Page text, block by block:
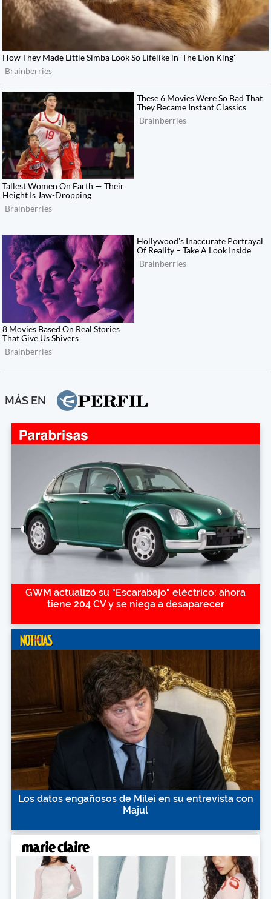
MÁS EN
GWM actualizó su "Escarabajo" eléctrico: ahora
tiene 204 CV y se niega a desaparecer
Los datos engañosos de Milei en su entrevista con
Majul